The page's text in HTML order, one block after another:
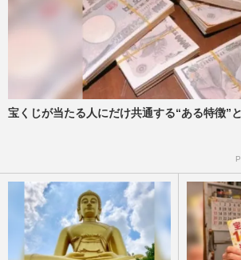
宝くじが当たる人にだけ共通する“ある特徴”